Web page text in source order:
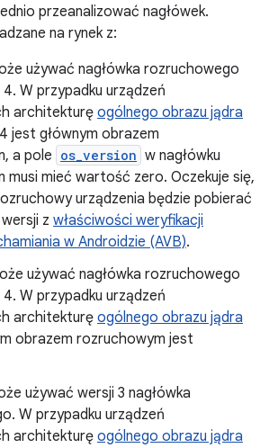
przeanalizować nagłówek.
na rynek z:
używać nagłówka rozruchowego
W przypadku urządzeń
architekturę ogólnego obrazu jądra
jest głównym obrazem
a pole os_version w nagłówku
musi mieć wartość zero. Oczekuje się,
urządzenia będzie pobierać
z właściwości weryfikacji
w Androidzie (AVB).
używać nagłówka rozruchowego
W przypadku urządzeń
architekturę ogólnego obrazu jądra
obrazem rozruchowym jest
używać wersji 3 nagłówka
W przypadku urządzeń
architekturę ogólnego obrazu jądra